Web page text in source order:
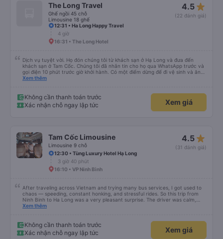
The Long Travel
Ghế ngồi 45 chỗ
Limousine 18 ghế
4.5 star_rate
(22 đánh giá)
12:31 • Ha Long Happy Travel
4 giờ
16:31 • The Long Hotel
Dịch vụ tuyệt vời. Họ đón chúng tôi từ khách sạn ở Hạ Long và đưa đến
khách sạn ở Tam Cốc. Chúng tôi đã nhắn tin cho họ qua WhatsApp trước và
gọi điện 10 phút trước giờ khởi hành. Có một điểm dừng để đi vệ sinh và ăn
nhẹ. Họ cung cấp một chai nước 0,5 lít. Xe buýt lớn và chỗ ngồi khá thoải
Xem thêm
Không cần thanh toán trước
Xác nhận chỗ ngay lập tức
Xem giá
Tam Cốc Limousine
Limousine 9 chỗ
4.5 star_rate
(31 đánh giá)
12:30 • Tùng Luxury Hotel Hạ Long
3 giờ 40 phút
16:10 • VP Ninh Bình
After traveling across Vietnam and trying many bus services, I got used to
chaos — speeding, constant honking, and stressful rides. So this trip from
Ninh Binh to Ha Long was a very pleasant surprise. The driver was calm,
drove safely, didn’t speed, and avoided unnecessary honking. The ride felt
offered to drop us off at our hotel in Ha Long, saving us extra time and
hassle. A truly comfortable trip for the whole family. I’m glad I chose this
service and can confidently recommend it. } Sau khi đi nhiều nơi ở Việt Nam
Xem thêm
Không cần thanh toán trước
Xác nhận chỗ ngay lập tức
Xem giá